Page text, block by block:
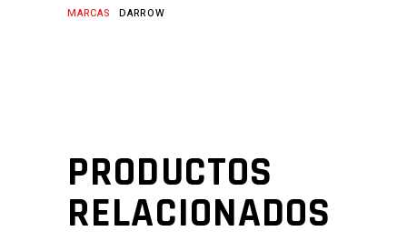
MARCAS DARROW
PRODUCTOS
RELACIONADOS